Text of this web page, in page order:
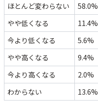
ほとんど変わらない
58.0%
やや低くなる
11.4%
今より低くなる
5.6%
やや高くなる
9.4%
今より高くなる
2.0%
わからない
13.6%